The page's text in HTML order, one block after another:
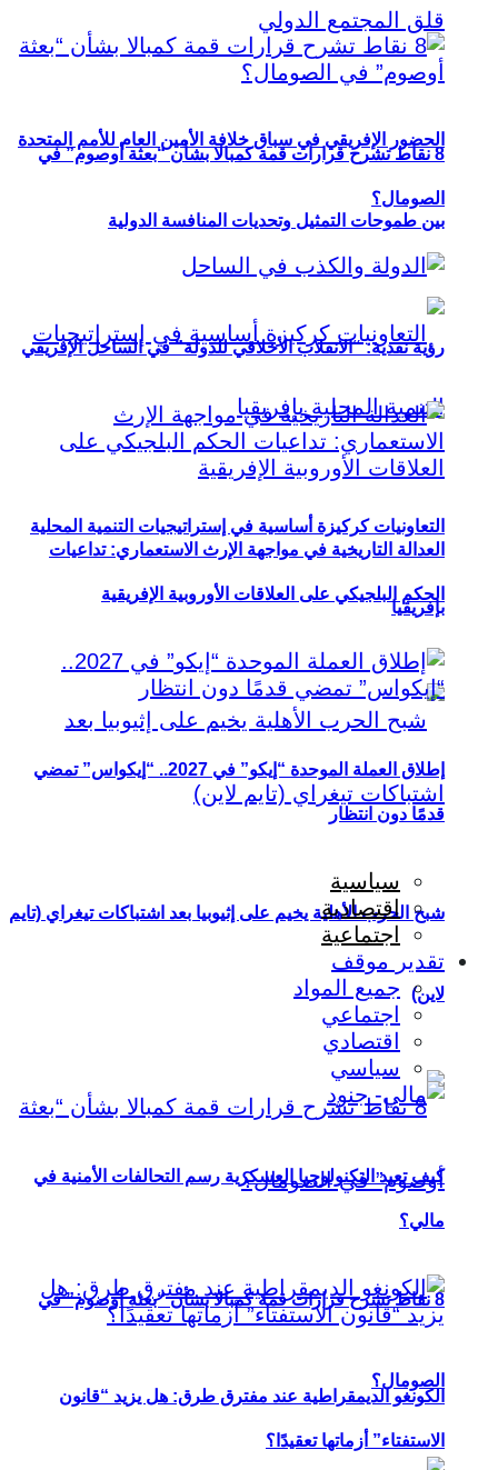
الحضور الإفريقي في سباق خلافة الأمين العام للأمم المتحدة
بين طموحات التمثيل وتحديات المنافسة الدولية
التعاونيات كركيزة أساسية في إستراتيجيات التنمية المحلية
بإفريقيا
شبح الحرب الأهلية يخيم على إثيوبيا بعد اشتباكات تيغراي (تايم
لاين)
8 نقاط تشرح قرارات قمة كمبالا بشأن “بعثة أوصوم” في
الصومال؟
8 نقاط تشرح قرارات قمة كمبالا بشأن “بعثة أوصوم” في
الصومال؟
رؤية نقدية: “الانقلاب الأخلاقي للدولة” في الساحل الإفريقي
العدالة التاريخية في مواجهة الإرث الاستعماري: تداعيات
الحكم البلجيكي على العلاقات الأوروبية الإفريقية
إطلاق العملة الموحدة “إيكو” في 2027.. “إيكواس” تمضي
قدمًا دون انتظار
سياسية
اقتصادية
اجتماعية
تقدير موقف
جميع المواد
اجتماعي
اقتصادي
سياسي
كيف تعيد التكنولوجيا العسكرية رسم التحالفات الأمنية في
مالي؟
الكونغو الديمقراطية عند مفترق طرق: هل يزيد “قانون
الاستفتاء” أزماتها تعقيدًا؟